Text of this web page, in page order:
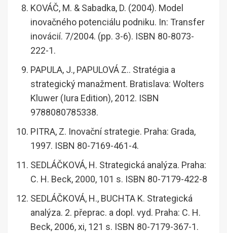
KOVÁČ, M. & Sabadka, D. (2004). Model
inovačného potenciálu podniku. In: Transfer
inovácií. 7/2004. (pp. 3-6). ISBN 80-8073-
222-1.
PAPULA, J., PAPULOVÁ Z.. Stratégia a
strategický manažment. Bratislava: Wolters
Kluwer (Iura Edition), 2012. ISBN
9788080785338.
PITRA, Z. Inovační strategie. Praha: Grada,
1997. ISBN 80-7169-461-4.
SEDLÁČKOVÁ, H. Strategická analýza. Praha:
C. H. Beck, 2000, 101 s. ISBN 80-7179-422-8
SEDLÁČKOVÁ, H., BUCHTA K. Strategická
analýza. 2. přeprac. a dopl. vyd. Praha: C. H.
Beck, 2006, xi, 121 s. ISBN 80-7179-367-1.